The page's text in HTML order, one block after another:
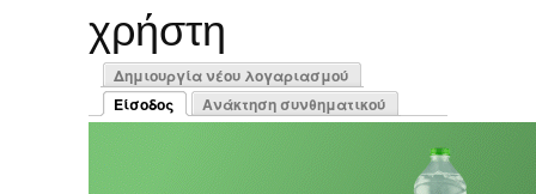
χρήστη
Πρωτεύουσες καρτέλες
Δημιουργία νέου λογαριασμού
Είσοδος
(ενεργή καρτέλα)
Ανάκτηση συνθηματικού